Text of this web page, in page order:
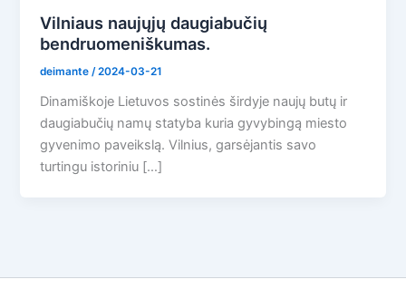
Vilniaus naujųjų daugiabučių
bendruomeniškumas.
deimante/2024-03-21
Dinamiškoje Lietuvos sostinės širdyje naujų butų ir
daugiabučių namų statyba kuria gyvybingą miesto
gyvenimo paveikslą. Vilnius, garsėjantis savo
turtingu istoriniu […]